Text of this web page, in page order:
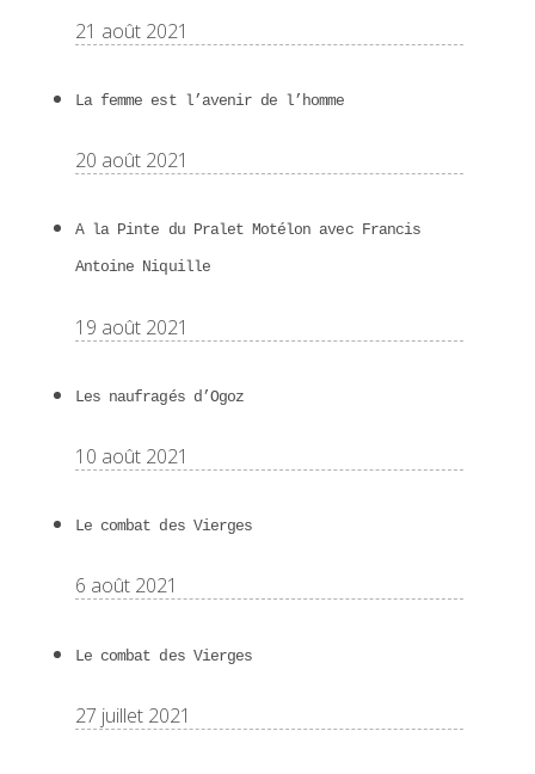
21 août 2021
La femme est l’avenir de l’homme
20 août 2021
A la Pinte du Pralet Motélon avec Francis
Antoine Niquille
19 août 2021
Les naufragés d’Ogoz
10 août 2021
Le combat des Vierges
6 août 2021
Le combat des Vierges
27 juillet 2021